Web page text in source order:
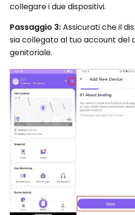
collegare i due dispositivi.
Passaggio 3:Assicurati che il
sia collegato al tuo account del
genitoriale.